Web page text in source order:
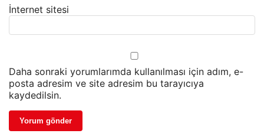
İnternet sitesi
Daha sonraki yorumlarımda kullanılması için adım, e-
posta adresim ve site adresim bu tarayıcıya
kaydedilsin.